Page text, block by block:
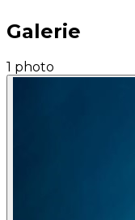
Galerie
1 photo